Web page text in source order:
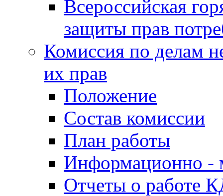
Всероссийская
защиты прав
Комиссия по делам
их прав
Положение
Состав комиссии
План работы
Информационно -
Отчеты о работе